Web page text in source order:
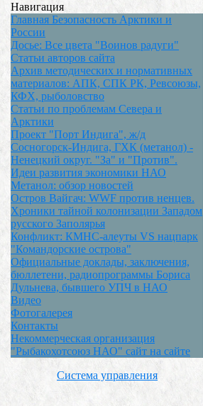
Навигация
Главная Безопасность Арктики и
России
Досье: Все цвета "Воинов радуги"
Статьи авторов сайта
Архив методических и нормативных
материалов: АПК, СПК РК, Ревсоюзы,
КФХ, рыболовство
Статьи по проблемам Севера и
Арктики
Проект "Порт Индига", ж/д
Сосногорск-Индига, ГХК (метанол) -
Ненецкий округ. "За" и "Против".
Идеи развития экономики НАО
Метанол: обзор новостей
Остров Вайгач: WWF против ненцев.
Хроники тайной колонизации Западом
русского Заполярья
Конфликт: КМНС-алеуты VS нацпарк
"Командорские острова"
Официальные доклады, заключения,
бюллетени, радиопрограммы Бориса
Дульнева, бывшего УПЧ в НАО
Видео
Фотогалерея
Контакты
Некоммерческая организация
"Рыбакохотсоюз НАО" сайт на сайте
Система управления